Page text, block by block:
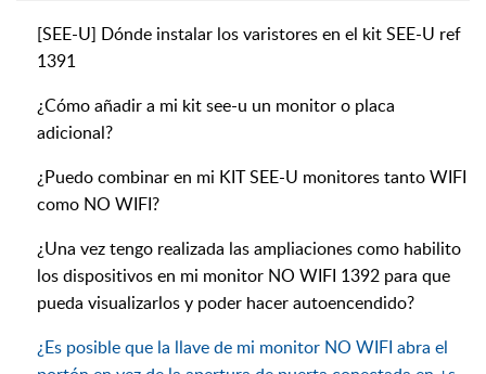
[SEE-U] Dónde instalar los varistores en el kit SEE-U ref
1391
¿Cómo añadir a mi kit see-u un monitor o placa
adicional?
¿Puedo combinar en mi KIT SEE-U monitores tanto WIFI
como NO WIFI?
¿Una vez tengo realizada las ampliaciones como habilito
los dispositivos en mi monitor NO WIFI 1392 para que
pueda visualizarlos y poder hacer autoencendido?
¿Es posible que la llave de mi monitor NO WIFI abra el